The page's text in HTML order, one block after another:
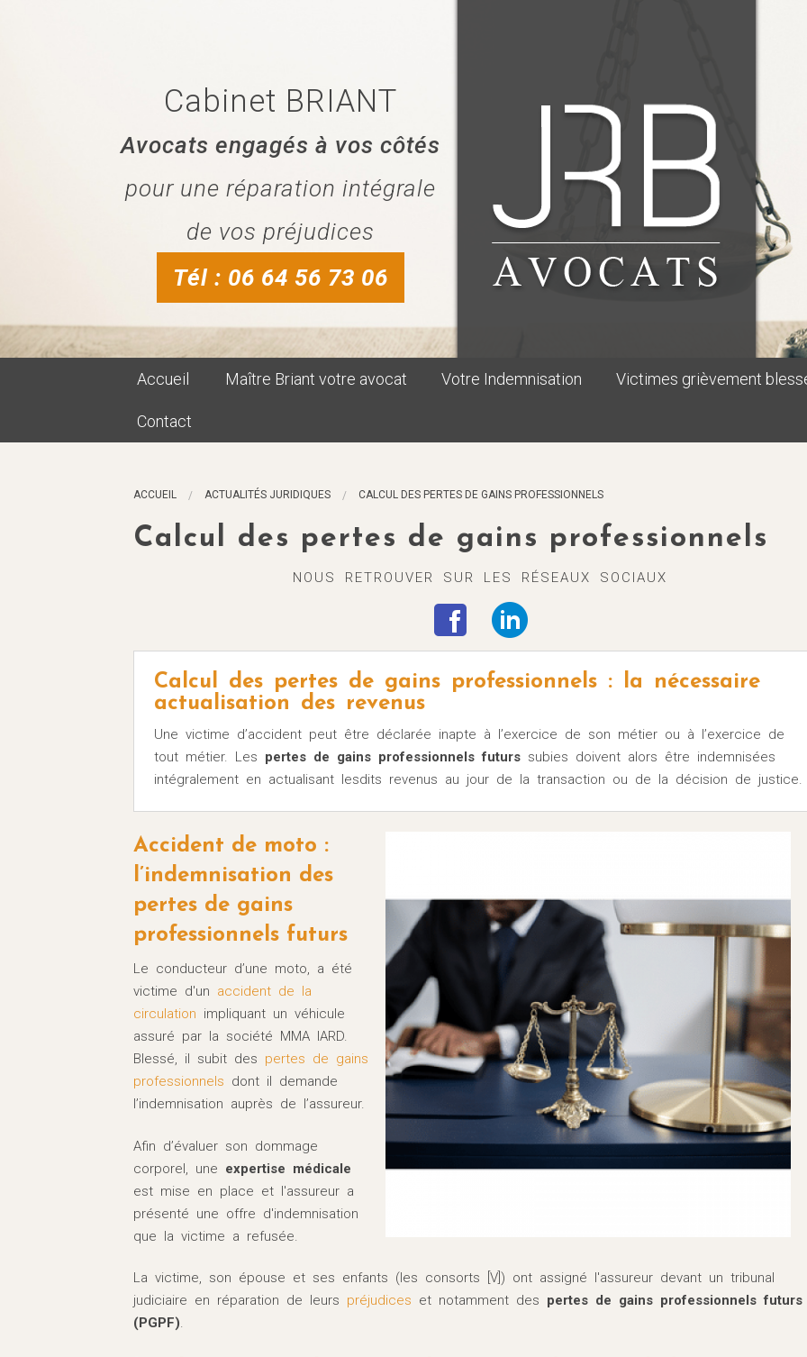
Cabinet BRIANT
Avocats engagés à vos côtés
pour une réparation intégrale
de vos préjudices
Tél : 06 64 56 73 06
Accueil Maître Briant votre avocat
Le dommage corporel
Votre Indemnisation Victimes grièvement
Contact
ACCUEIL ACTUALITÉS JURIDIQUES CALCUL DES PERTES DE GAINS PROFESSIONNELS
Calcul des pertes de gains professionnels
NOUS RETROUVER SUR LES RÉSEAUX SOCIAUX
Calcul des pertes de gains professionnels : la nécessaire
actualisation des revenus
Une victime d’accident peut être déclarée inapte à l’exercice de son métier ou à l’exercice de
tout métier. Les pertes de gains professionnels futurssubies doivent alors être indemnisées
intégralement en actualisant lesdits revenus au jour de la transaction ou de la décision de justice.
Accident de moto :
l’indemnisation des
pertes de gains
professionnels futurs
Le conducteur d’une moto, a été
victime d'un accident de la
circulation impliquant un véhicule
assuré par la société MMA IARD.
Blessé, il subit des pertes de gains
professionnels dont il demande
l’indemnisation auprès de l’assureur.
Afin d’évaluer son dommage
corporel, une expertise médicale
est mise en place et l'assureur a
présenté une offre d'indemnisation
que la victime a refusée.
La victime, son épouse et ses enfants (les consorts [V]) ont assigné l'assureur devant un tribunal
judiciaire en réparation de leurs préjudices et notamment des pertes de gains professionnels futurs
(PGPF).